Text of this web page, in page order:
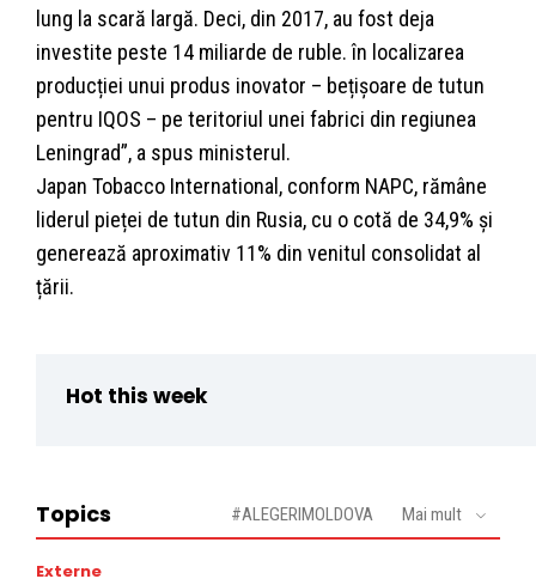
lung la scară largă. Deci, din 2017, au fost deja
investite peste 14 miliarde de ruble. în localizarea
producției unui produs inovator – bețișoare de tutun
pentru IQOS – pe teritoriul unei fabrici din regiunea
Leningrad”, a spus ministerul.
Japan Tobacco International, conform NAPC, rămâne
liderul pieței de tutun din Rusia, cu o cotă de 34,9% și
generează aproximativ 11% din venitul consolidat al
țării.
Hot this week
Topics #ALEGERIMOLDOVA Mai mult
Externe